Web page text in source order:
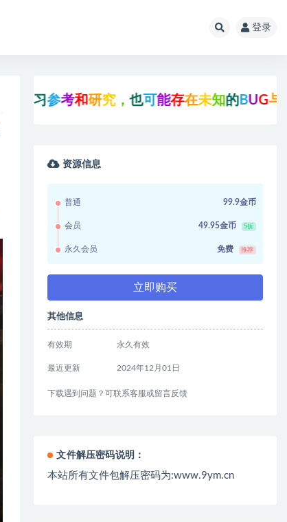
登录
能存在未知的BUG与瑕疵，可先联系站长咨
资源信息
普通 99.9金币
会员 49.95金币 5折
永久会员 免费 推荐
立即购买
其他信息
有效期 永久有效
最近更新 2024年12月01日
下载遇到问题？可联系客服或留言反馈
文件解压密码说明：
本站所有文件包解压密码为:www.9ym.cn